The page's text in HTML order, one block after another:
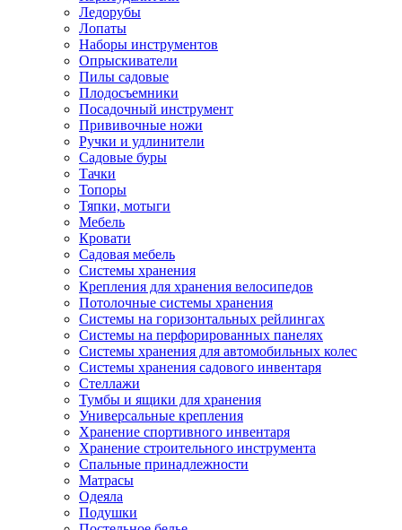
Ледорубы
Лопаты
Наборы инструментов
Опрыскиватели
Пилы садовые
Плодосъемники
Посадочный инструмент
Прививочные ножи
Ручки и удлинители
Садовые буры
Тачки
Топоры
Тяпки, мотыги
Мебель
Кровати
Садовая мебель
Системы хранения
Крепления для хранения велосипедов
Потолочные системы хранения
Системы на горизонтальных рейлингах
Системы на перфорированных панелях
Системы хранения для автомобильных колес
Системы хранения садового инвентаря
Стеллажи
Тумбы и ящики для хранения
Универсальные крепления
Хранение спортивного инвентаря
Хранение строительного инструмента
Спальные принадлежности
Матрасы
Одеяла
Подушки